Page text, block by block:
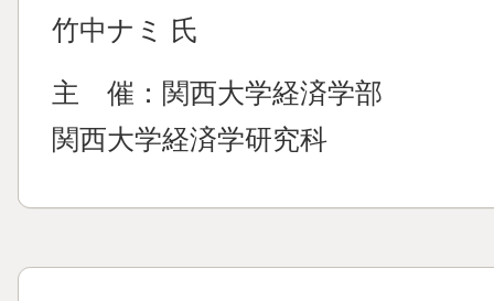
竹中ナミ 氏
主 催：関西大学経済学部
関西大学経済学研究科